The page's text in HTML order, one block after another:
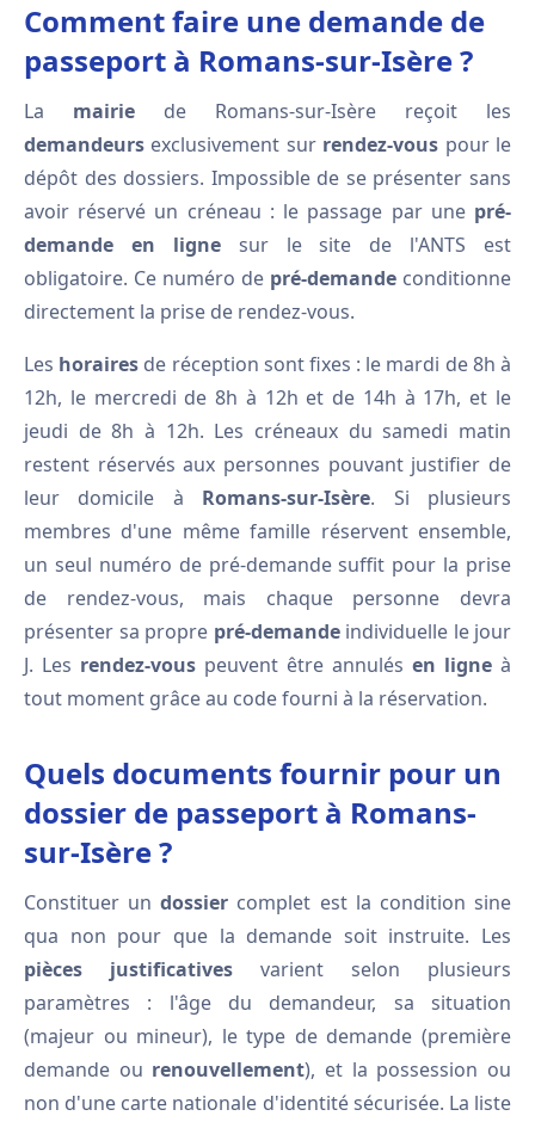
Comment faire une demande de
passeport à Romans-sur-Isère ?
La mairie de Romans-sur-Isère reçoit les
demandeurs exclusivement sur rendez-vous pour le
dépôt des dossiers. Impossible de se présenter sans
avoir réservé un créneau : le passage par une pré-
demande en lignesur le site de l'ANTS est
obligatoire. Ce numéro de pré-demande conditionne
directement la prise de rendez-vous.
Les horaires de réception sont fixes : le mardi de 8h à
12h, le mercredi de 8h à 12h et de 14h à 17h, et le
jeudi de 8h à 12h. Les créneaux du samedi matin
restent réservés aux personnes pouvant justifier de
leur domicile à Romans-sur-Isère. Si plusieurs
membres d'une même famille réservent ensemble,
un seul numéro de pré-demande suffit pour la prise
de rendez-vous, mais chaque personne devra
présenter sa propre pré-demandeindividuelle le jour
J. Les rendez-vous peuvent être annulés en ligne à
tout moment grâce au code fourni à la réservation.
Quels documents fournir pour un
dossier de passeport à Romans-
sur-Isère ?
Constituer undossier complet est la condition sine
qua non pour que la demande soit instruite. Les
pièces justificatives varient selon plusieurs
paramètres : l'âge du demandeur, sa situation
(majeur ou mineur), le type de demande (première
demande ou renouvellement), et la possession ou
non d'une carte nationale d'identité sécurisée. La liste